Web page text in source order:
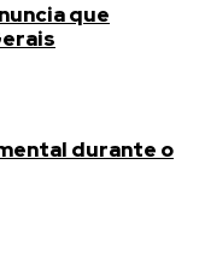
que
durante o